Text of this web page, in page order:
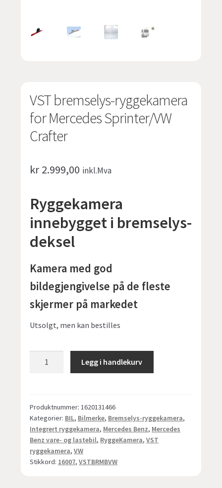
VST bremselys-ryggekamera
for Mercedes Sprinter/VW
Crafter
kr 2.999,00 inkl.Mva
Ryggekamera
innebygget i bremselys-
deksel
Kamera med god
bildegjengivelse på de fleste
skjermer på markedet
Utsolgt, men kan bestilles
Mercedes
Sprinter/VW
Crafter
antall
Legg i handlekurv
Produktnummer:1620131466
Kategorier: BIL, Bilmerke, Bremselys-ryggekamera,
Integrert ryggekamera, Mercedes Benz, Mercedes
Benz vare- og lastebil, RyggeKamera,VST
ryggekamera,VW
Stikkord: 16007,VSTBRMBVW